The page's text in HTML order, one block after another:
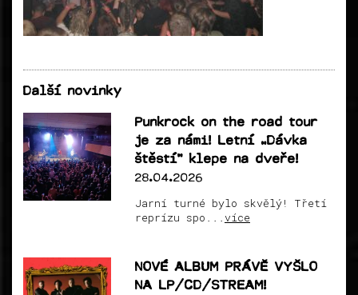
Další novinky
Punkrock on the road tour
je za námi! Letní „Dávka
štěstí“ klepe na dveře!
28.04.2026
Jarní turné bylo skvělý! Třetí
reprízu spo...více
NOVÉ ALBUM PRÁVĚ VYŠLO
NA LP/CD/STREAM!